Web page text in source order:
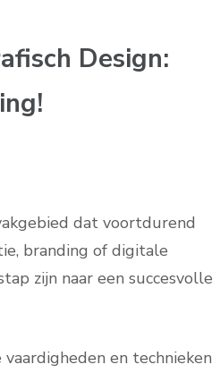
Design:
dat voortdurend
branding of digitale
zijn naar een succesvolle
en technieken